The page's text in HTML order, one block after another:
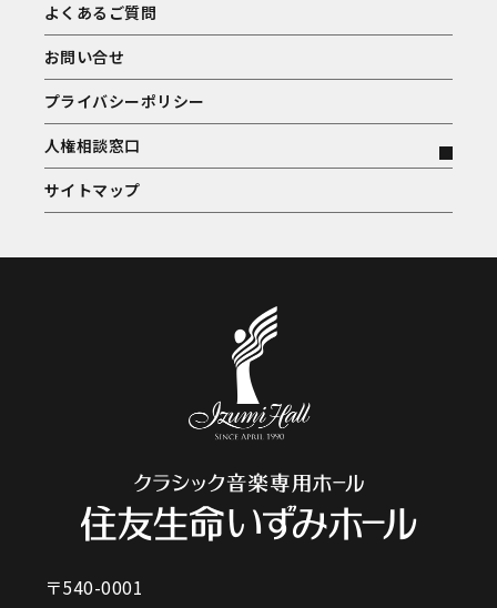
よくあるご質問
お問い合せ
プライバシーポリシー
人権相談窓口
サイトマップ
〒540-0001